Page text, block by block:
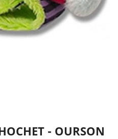
- OURSON